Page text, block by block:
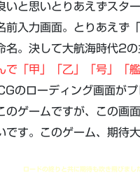
いと思いとりあえずスタ
前入力画面。とりあえず
。決して大航海時代2
で「甲」「乙」「号」「
のローディング画面がプ
のゲームですが、この画
す。このゲーム、期待大
ロードの終りと共に期待も吹き飛びまし